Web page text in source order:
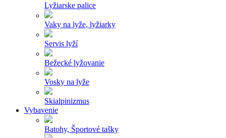
Lyžiarske palice
Vaky na lyže, lyžiarky
Servis lyží
Bežecké lyžovanie
Vosky na lyže
Skialpinizmus
Vybavenie
Batohy, Športové tašky